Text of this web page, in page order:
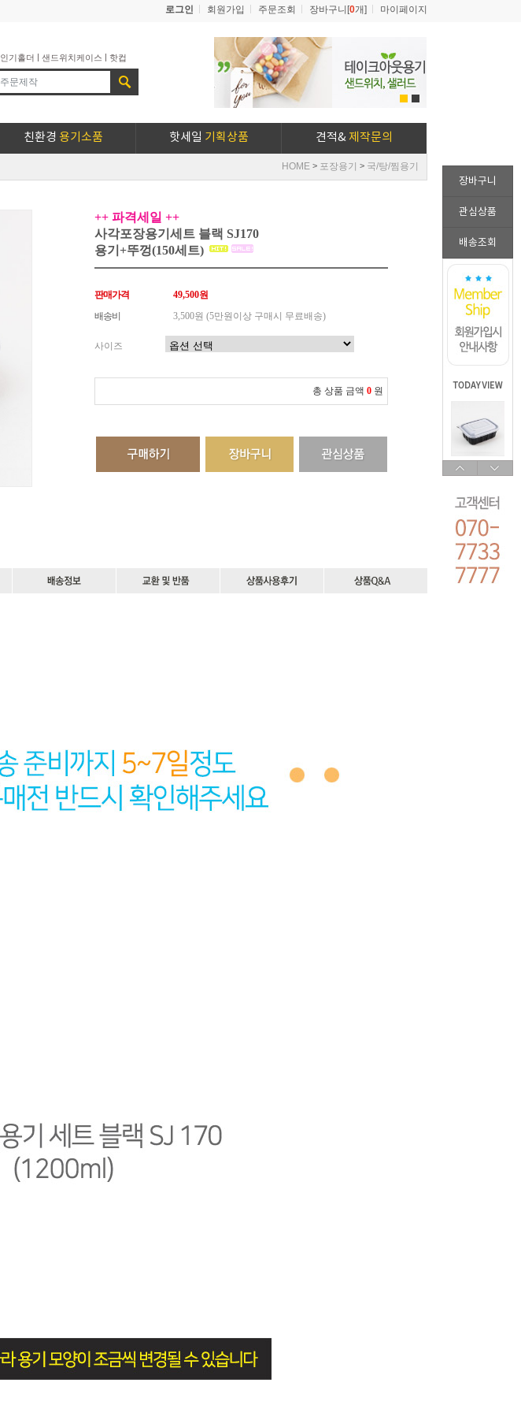
장바구니
관심상품
배송조회
로그인 회원가입 주문조회 장바구니[0개] 마이페이지
인기홀더 | 샌드위치케이스 | 핫컵
친환경 용기소품 핫세일 기획상품 견적&제작문의
HOME > 포장용기 > 국/탕/찜용기
++ 파격세일 ++
사각포장용기세트 블랙 SJ170
용기+뚜껑(150세트)
판매가격
49,500원
배송비
3,500원 (5만원이상 구매시 무료배송)
사이즈
총 상품 금액 0 원